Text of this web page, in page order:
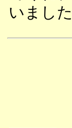
いました